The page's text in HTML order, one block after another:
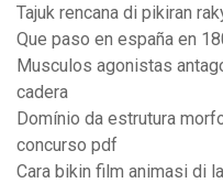
Tajuk rencana di pikiran
Que paso en españa en
Musculos agonistas
cadera
Domínio da estrutura
concurso pdf
Cara bikin film animasi di